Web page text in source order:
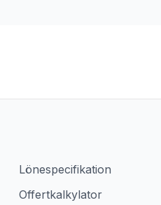
Lönespecifikation
Offertkalkylator